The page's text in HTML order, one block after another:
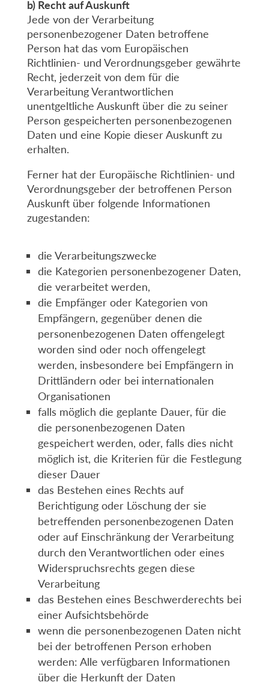
b) Recht auf Auskunft
Jede von der Verarbeitung
personenbezogener Daten betroffene
Person hat das vom Europäischen
Richtlinien- und Verordnungsgeber gewährte
Recht, jederzeit von dem für die
Verarbeitung Verantwortlichen
unentgeltliche Auskunft über die zu seiner
Person gespeicherten personenbezogenen
Daten und eine Kopie dieser Auskunft zu
erhalten.
Ferner hat der Europäische Richtlinien- und
Verordnungsgeber der betroffenen Person
Auskunft über folgende Informationen
zugestanden:
die Verarbeitungszwecke
die Kategorien personenbezogener Daten,
die verarbeitet werden,
die Empfänger oder Kategorien von
Empfängern, gegenüber denen die
personenbezogenen Daten offengelegt
worden sind oder noch offengelegt
werden, insbesondere bei Empfängern in
Drittländern oder bei internationalen
Organisationen
falls möglich die geplante Dauer, für die
die personenbezogenen Daten
gespeichert werden, oder, falls dies nicht
möglich ist, die Kriterien für die Festlegung
dieser Dauer
das Bestehen eines Rechts auf
Berichtigung oder Löschung der sie
betreffenden personenbezogenen Daten
oder auf Einschränkung der Verarbeitung
durch den Verantwortlichen oder eines
Widerspruchsrechts gegen diese
Verarbeitung
das Bestehen eines Beschwerderechts bei
einer Aufsichtsbehörde
wenn die personenbezogenen Daten nicht
bei der betroffenen Person erhoben
werden: Alle verfügbaren Informationen
über die Herkunft der Daten